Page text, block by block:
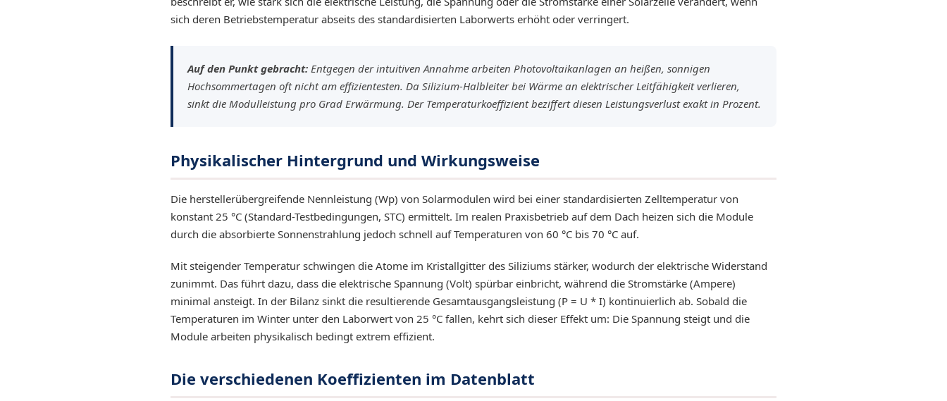
sich deren Betriebstemperatur abseits des standardisierten Laborwerts erhöht oder verringert.
Auf den Punkt gebracht: Entgegen der intuitiven Annahme arbeiten Photovoltaikanlagen an heißen, sonnigen
Hochsommertagen oft nicht am effizientesten. Da Silizium-Halbleiter bei Wärme an elektrischer Leitfähigkeit verlieren,
sinkt die Modulleistung pro Grad Erwärmung. Der Temperaturkoeffizient beziffert diesen Leistungsverlust exakt in Prozent.
Physikalischer Hintergrund und Wirkungsweise
Die herstellerübergreifende Nennleistung (Wp) von Solarmodulen wird bei einer standardisierten Zelltemperatur von
konstant 25 °C (Standard-Testbedingungen, STC) ermittelt. Im realen Praxisbetrieb auf dem Dach heizen sich die Module
durch die absorbierte Sonnenstrahlung jedoch schnell auf Temperaturen von 60 °C bis 70 °C auf.
Mit steigender Temperatur schwingen die Atome im Kristallgitter des Siliziums stärker, wodurch der elektrische Widerstand
zunimmt. Das führt dazu, dass die elektrische Spannung (Volt) spürbar einbricht, während die Stromstärke (Ampere)
minimal ansteigt. In der Bilanz sinkt die resultierende Gesamtausgangsleistung (P = U * I) kontinuierlich ab. Sobald die
Temperaturen im Winter unter den Laborwert von 25 °C fallen, kehrt sich dieser Effekt um: Die Spannung steigt und die
Module arbeiten physikalisch bedingt extrem effizient.
Die verschiedenen Koeffizienten im Datenblatt